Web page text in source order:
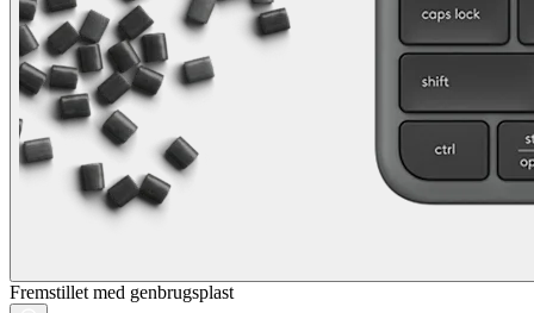
Fremstillet med genbrugsplast